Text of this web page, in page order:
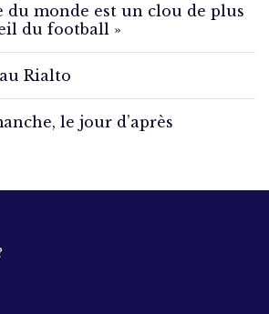
du monde est un clou de plus
du football »
Rialto
le jour d’après